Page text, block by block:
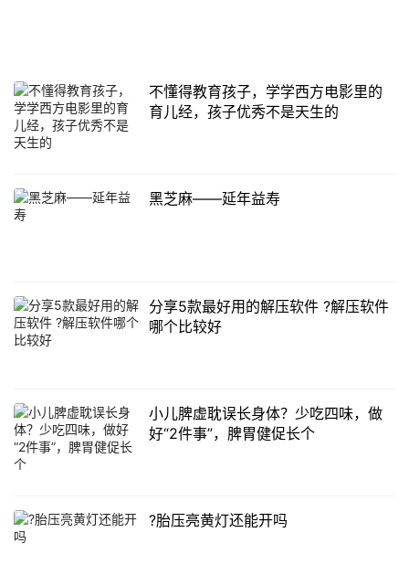
不懂得教育孩子，学学西方电影里的
育儿经，孩子优秀不是天生的
黑芝麻——延年益寿
分享5款最好用的解压软件 ?解压软件
哪个比较好
小儿脾虚耽误长身体？少吃四味，做
好“2件事”，脾胃健促长个
?胎压亮黄灯还能开吗